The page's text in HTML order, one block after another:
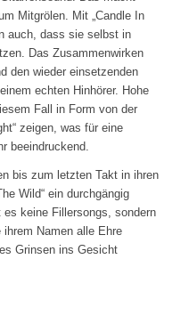
Mitgrölen. Mit „Candle In
auch, dass sie selbst in
Das Zusammenwirken
den wieder einsetzenden
echten Hinhörer. Hohe
Fall in Form von der
zeigen, was für eine
beeindruckend.
bis zum letzten Takt in ihren
Wild“ ein durchgängig
keine Fillersongs, sondern
Namen alle Ehre
Grinsen ins Gesicht